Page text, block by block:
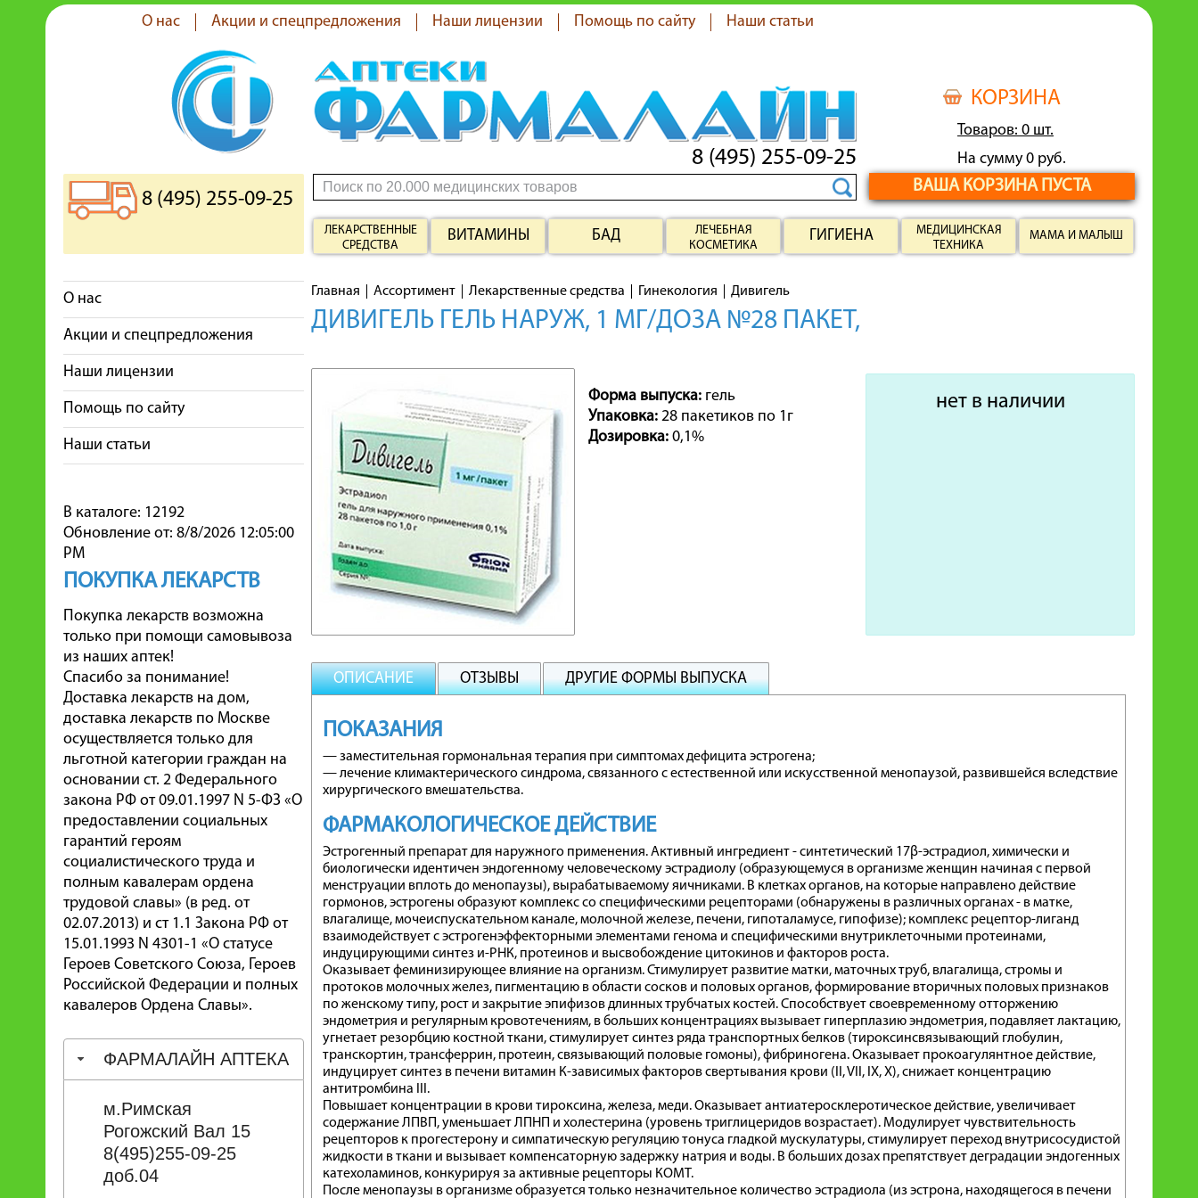
О нас Акции и спецпредложения Наши лицензии Помощь по сайту Наши статьи
КОРЗИНА
Товаров: 0 шт.
На сумму 0 руб.
ВАША КОРЗИНА ПУСТА
8 (495) 255-09-25
8 (495) 255-09-25
ЛЕКАРСТВЕННЫЕ
СРЕДСТВА
ВИТАМИНЫ БАД
ЛЕЧЕБНАЯ
КОСМЕТИКА
ГИГИЕНА
МЕДИЦИНСКАЯ
ТЕХНИКА
МАМА И МАЛЫШ
О нас
Акции и спецпредложения
Наши лицензии
Помощь по сайту
Наши статьи
В каталоге: 12192
Обновление от: 8/8/2026 12:05:00
PM
ПОКУПКА ЛЕКАРСТВ
Покупка лекарств возможна
только при помощи самовывоза
из наших аптек!
Спасибо за понимание!
Доставка лекарств на дом,
доставка лекарств по Москве
осуществляется только для
льготной категории граждан на
основании ст. 2 Федерального
закона РФ от 09.01.1997 N 5-ФЗ «О
предоставлении социальных
гарантий героям
социалистического труда и
полным кавалерам ордена
трудовой славы» (в ред. от
02.07.2013) и ст 1.1 Закона РФ от
15.01.1993 N 4301-1 «О статусе
Героев Советского Союза, Героев
Российской Федерации и полных
кавалеров Ордена Славы».
ФАРМАЛАЙН АПТЕКА
м.Римская
Рогожский Вал 15
8(495)255-09-25
доб.04
Главная Ассортимент Лекарственные средства Гинекология Дивигель
ДИВИГЕЛЬ ГЕЛЬ НАРУЖ, 1 МГ/ДОЗА №28 ПАКЕТ,
Форма выпуска: гель
Упаковка: 28 пакетиков по 1г
Дозировка: 0,1%
нет в наличии
ОПИСАНИЕ ОТЗЫВЫ ДРУГИЕ ФОРМЫ ВЫПУСКА
ПОКАЗАНИЯ
— заместительная гормональная терапия при симптомах дефицита эстрогена;
— лечение климактерического синдрома, связанного с естественной или искусственной менопаузой, развившейся вследствие
хирургического вмешательства.
ФАРМАКОЛОГИЧЕСКОЕ ДЕЙСТВИЕ
Эстрогенный препарат для наружного применения. Активный ингредиент - синтетический 17β-эстрадиол, химически и
биологически идентичен эндогенному человеческому эстрадиолу (образующемуся в организме женщин начиная с первой
менструации вплоть до менопаузы), вырабатываемому яичниками. В клетках органов, на которые направлено действие
гормонов, эстрогены образуют комплекс со специфическими рецепторами (обнаружены в различных органах - в матке,
влагалище, мочеиспускательном канале, молочной железе, печени, гипоталамусе, гипофизе); комплекс рецептор-лиганд
взаимодействует с эстрогенэффекторными элементами генома и специфическими внутриклеточными протеинами,
индуцирующими синтез и-РНК, протеинов и высвобождение цитокинов и факторов роста.
Оказывает феминизирующее влияние на организм. Стимулирует развитие матки, маточных труб, влагалища, стромы и
протоков молочных желез, пигментацию в области сосков и половых органов, формирование вторичных половых признаков
по женскому типу, рост и закрытие эпифизов длинных трубчатых костей. Способствует своевременному отторжению
эндометрия и регулярным кровотечениям, в больших концентрациях вызывает гиперплазию эндометрия, подавляет лактацию,
угнетает резорбцию костной ткани, стимулирует синтез ряда транспортных белков (тироксинсвязывающий глобулин,
транскортин, трансферрин, протеин, связывающий половые гомоны), фибриногена. Оказывает прокоагулянтное действие,
индуцирует синтез в печени витамин К-зависимых факторов свертывания крови (II, VII, IX, X), снижает концентрацию
антитромбина III.
Повышает концентрации в крови тироксина, железа, меди. Оказывает антиатеросклеротическое действие, увеличивает
содержание ЛПВП, уменьшает ЛПНП и холестерина (уровень триглицеридов возрастает). Модулирует чувствительность
рецепторов к прогестерону и симпатическую регуляцию тонуса гладкой мускулатуры, стимулирует переход внутрисосудистой
жидкости в ткани и вызывает компенсаторную задержку натрия и воды. В больших дозах препятствует деградации эндогенных
катехоламинов, конкурируя за активные рецепторы КОМТ.
После менопаузы в организме образуется только незначительное количество эстрадиола (из эстрона, находящегося в печени